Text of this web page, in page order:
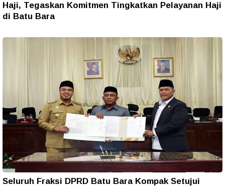
Haji, Tegaskan Komitmen Tingkatkan Pelayanan Haji
di Batu Bara
Seluruh Fraksi DPRD Batu Bara Kompak Setujui